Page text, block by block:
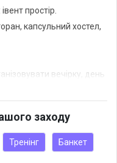
простір.
капсульний хостел,
вечірку, день
піцу. З напоїв – фреші,
Вашої події
заходу
Тренінг Банкет